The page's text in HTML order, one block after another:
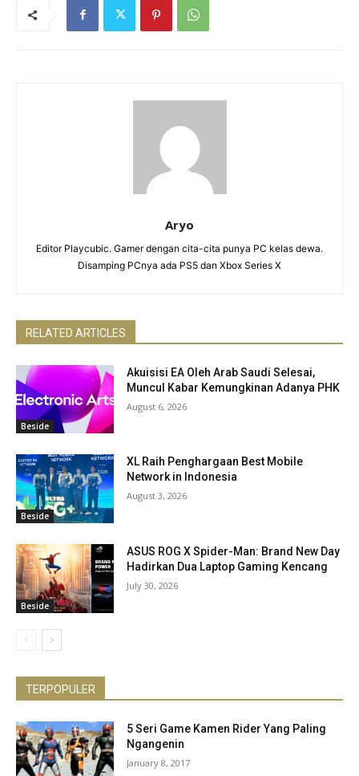
Aryo
Editor Playcubic. Gamer dengan cita-cita punya PC kelas dewa.
Disamping PCnya ada PS5 dan Xbox Series X
RELATED ARTICLES
Beside
Akuisisi EA Oleh Arab Saudi Selesai,
Muncul Kabar Kemungkinan Adanya PHK
August 6, 2026
Beside
XL Raih Penghargaan Best Mobile
Network in Indonesia
August 3, 2026
Beside
ASUS ROG X Spider-Man: Brand New Day
Hadirkan Dua Laptop Gaming Kencang
July 30, 2026
TERPOPULER
5 Seri Game Kamen Rider Yang Paling
Ngangenin
January 8, 2017